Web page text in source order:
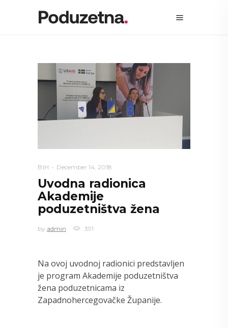
BIH December 14, 2018
Uvodna radionica
Akademije
poduzetništva žena
by admin 391
Na ovoj uvodnoj radionici predstavljen
je program Akademije poduzetništva
žena poduzetnicama iz
Zapadnohercegovačke Županije.